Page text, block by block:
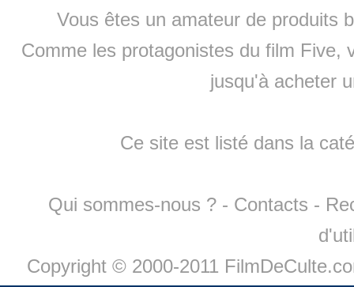
Vous êtes un amateur de produits
Comme les protagonistes du film Five,
jusqu'à acheter
Ce site est listé dans la
Qui sommes-nous ? - Contacts -
Copyright © 2000-2011